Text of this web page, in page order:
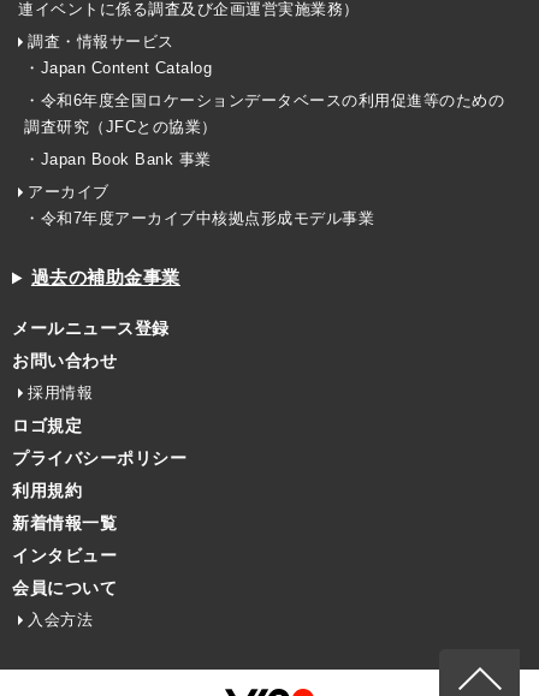
連イベントに係る調査及び企画運営実施業務）
調査・情報サービス
・Japan Content Catalog
・令和6年度全国ロケーションデータベースの利用促進等のための
調査研究（JFCとの協業）
・Japan Book Bank 事業
アーカイブ
・令和7年度アーカイブ中核拠点形成モデル事業
過去の補助金事業
メールニュース登録
お問い合わせ
採用情報
ロゴ規定
プライバシーポリシー
利用規約
新着情報一覧
インタビュー
会員について
入会方法